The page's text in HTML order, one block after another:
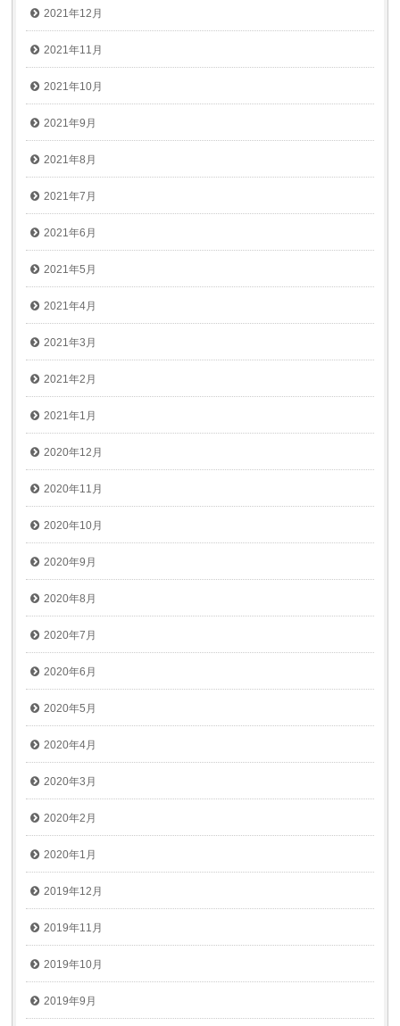
2021年12月
2021年11月
2021年10月
2021年9月
2021年8月
2021年7月
2021年6月
2021年5月
2021年4月
2021年3月
2021年2月
2021年1月
2020年12月
2020年11月
2020年10月
2020年9月
2020年8月
2020年7月
2020年6月
2020年5月
2020年4月
2020年3月
2020年2月
2020年1月
2019年12月
2019年11月
2019年10月
2019年9月